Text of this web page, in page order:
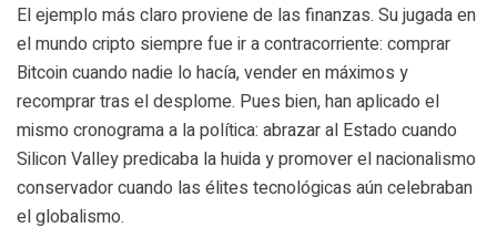
El ejemplo más claro proviene de las finanzas. Su jugada en
el mundo cripto siempre fue ir a contracorriente: comprar
Bitcoin cuando nadie lo hacía, vender en máximos y
recomprar tras el desplome. Pues bien, han aplicado el
mismo cronograma a la política: abrazar al Estado cuando
Silicon Valley predicaba la huida y promover el nacionalismo
conservador cuando las élites tecnológicas aún celebraban
el globalismo.